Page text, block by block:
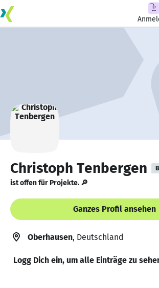
Christoph Tenbergen
ist offen für Projekte. 🔎
Ganzes Profil ansehen
Oberhausen, Deutschland
Logg Dich ein, um alle Einträge zu